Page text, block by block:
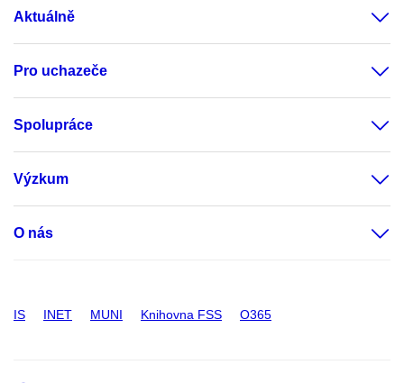
Aktuálně
Pro uchazeče
Spolupráce
Výzkum
O nás
IS INET MUNI Knihovna FSS O365